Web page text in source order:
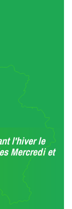
l'hiver le
Mercredi et